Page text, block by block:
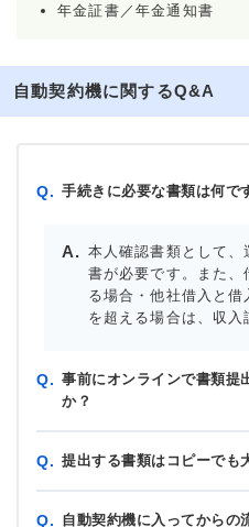
年金証書／年金通知書
自動契約機に関するQ&A
Q. 手続きに必要な書類は何で
本人確認書類として
書が必要です。また、
る場合・他社借入と
を超える場合は、収入
Q. 事前にオンラインで書類提
か？
Q. 提出する書類はコピーでも
Q. 自動契約機に入ってからの